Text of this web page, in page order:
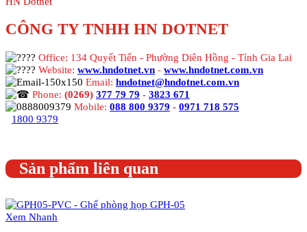
CÔNG TY TNHH HN DOTNET
Office: 134 Quyết Tiến - Phường Diên Hồng - Tỉnh Gia Lai
Website: www.hndotnet.vn - www.hndotnet.com.vn
Email: hndotnet@hndotnet.com.vn
Phone: (0269) 377 79 79 - 3823 671
Mobile: 088 800 9379 - 0971 718 575
1800 9379
Sản phẩm liên quan
Xem Nhanh